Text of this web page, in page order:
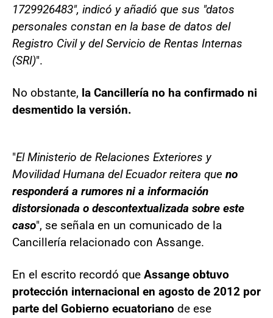
1729926483", indicó y añadió que sus "datos
personales constan en la base de datos del
Registro Civil y del Servicio de Rentas Internas
(SRI)".
No obstante, la Cancillería no ha confirmado ni
desmentido la versión.
"El Ministerio de Relaciones Exteriores y
Movilidad Humana del Ecuador reitera que no
responderá a rumores ni a información
distorsionada o descontextualizada sobre este
caso", se señala en un comunicado de la
Cancillería relacionado con Assange.
En el escrito recordó que Assange obtuvo
protección internacional en agosto de 2012 por
parte del Gobierno ecuatoriano de ese